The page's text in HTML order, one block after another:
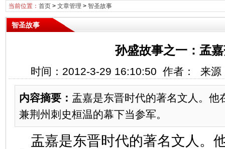
当前位置： 首页> 文章管理 > 智圣故事
智圣故事
孙盛故事之一：孟
时间：2012-3-29 16:10:50 作者： 来
内容摘要： 盂嘉是东晋时代的著名文人。他
兼荆州刺史桓温的幕下当参军。
盂嘉是东晋时代的著名文人。